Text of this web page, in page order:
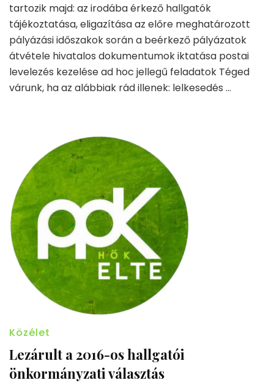
tartozik majd: az irodába érkező hallgatók
tájékoztatása, eligazítása az előre meghatározott
pályázási időszakok során a beérkező pályázatok
átvétele hivatalos dokumentumok iktatása postai
levelezés kezelése ad hoc jellegű feladatok Téged
várunk, ha az alábbiak rád illenek: lelkesedés …
Közélet
Lezárult a 2016-os hallgatói
önkormányzati választás